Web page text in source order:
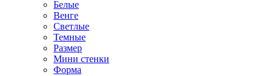
Белые
Венге
Светлые
Темные
Размер
Мини стенки
Форма